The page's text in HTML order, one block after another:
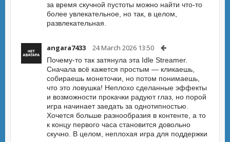
за время скучной пустоты можно найти что-то
более увлекательное, но так, в целом,
развлекательная.
angara7433 24 March 2026 13:50
Почему-то так затянула эта Idle Streamer.
Сначала всё кажется простым — кликаешь,
собираешь монеточки, но потом понимаешь,
что это ловушка! Неплохо сделанные эффекты
и возможности прокачки радуют глаз, но порой
игра начинает заедать за однотипностью.
Хочется больше разнообразия в контенте, а то
к концу первого часа становится довольно
скучно. В целом, неплохая игра для поддержки